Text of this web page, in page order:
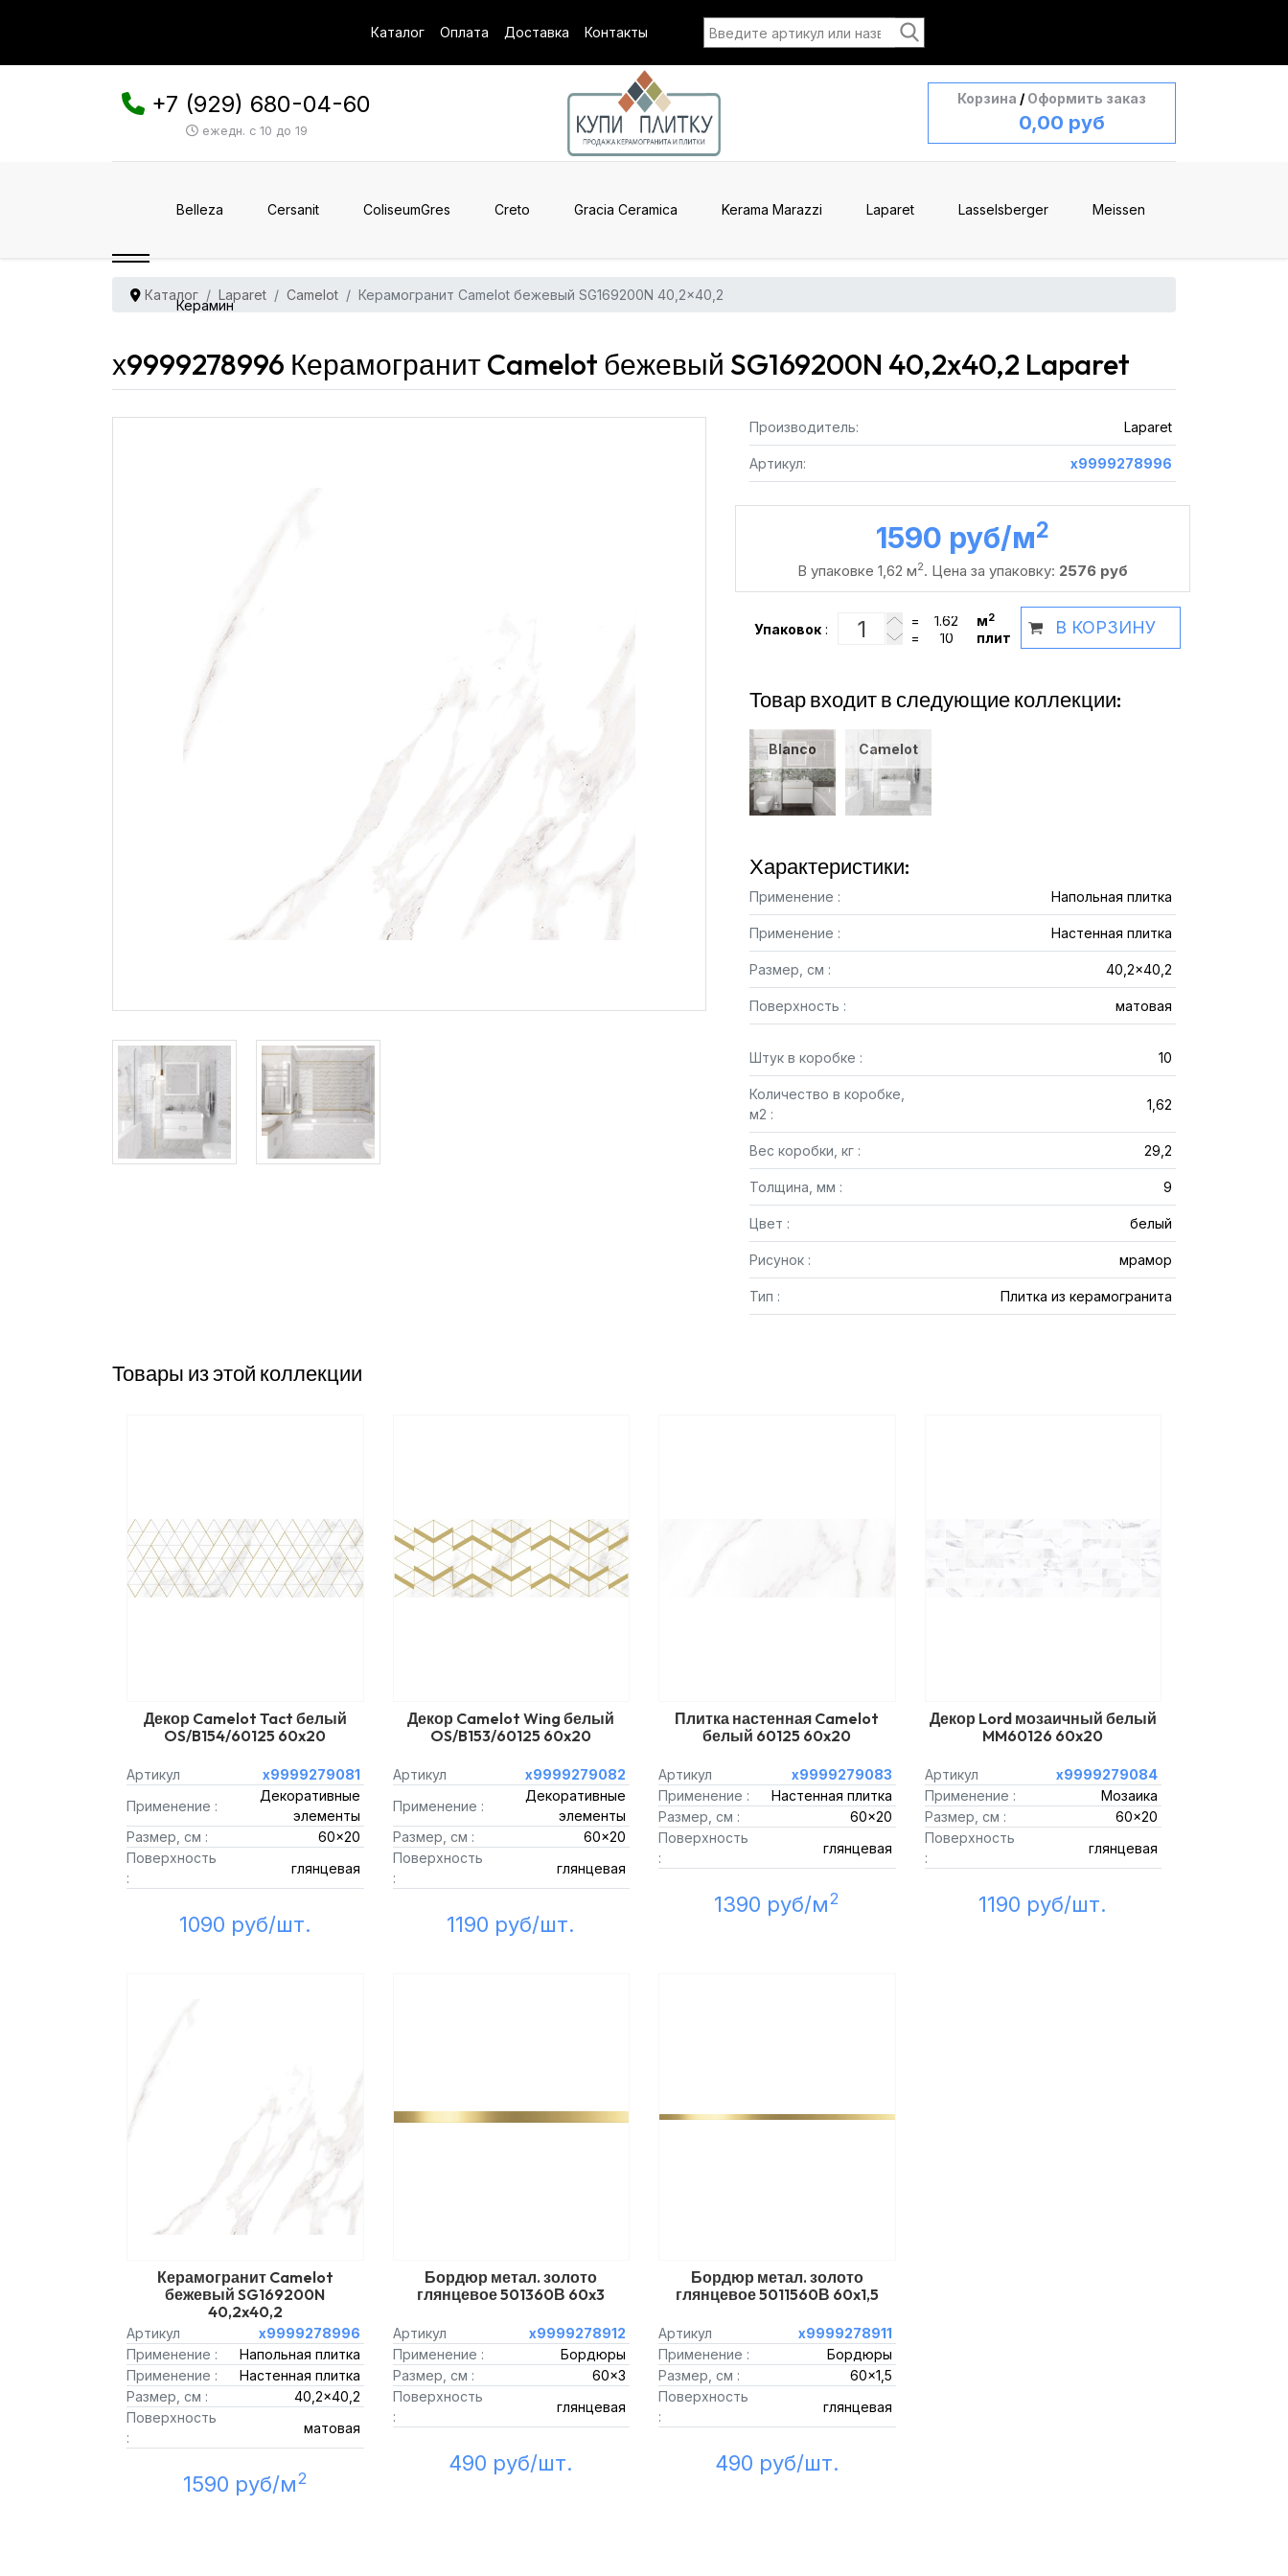
Каталог Оплата Доставка Контакты
+7 (929) 680-04-60
ежедн. с 10 до 19
Корзина / Оформить заказ
0,00 руб
Belleza Cersanit ColiseumGres Creto Gracia Ceramica Kerama Marazzi Laparet Lasselsberger Meissen
Керамин
Каталог Laparet Camelot Керамогранит Camelot бежевый SG169200N 40,2x40,2
х9999278996 Керамогранит Camelot бежевый SG169200N 40,2x40,2 Laparet
Производитель: Laparet
Артикул: х9999278996
1590 руб /м2
В упаковке 1,62 м2. Цена за упаковку: 2576 руб
Упаковок :
= м2
= плит
В КОРЗИНУ
Товар входит в следующие коллекции:
Blanco Camelot
Характеристики:
Применение : Напольная плитка
Применение : Настенная плитка
Размер, см : 40,2x40,2
Поверхность : матовая
Штук в коробке : 10
Количество в коробке,
м2 :
1,62
Вес коробки, кг : 29,2
Толщина, мм : 9
Цвет : белый
Рисунок : мрамор
Тип : Плитка из керамогранита
Товары из этой коллекции
Декор Camelot Tact белый
OS/B154/60125 60x20
Артикул
х9999279081
Применение :
Декоративные
элементы
Размер, см :
60x20
Поверхность
:
глянцевая
1090 руб/шт.
Декор Camelot Wing белый
OS/B153/60125 60x20
Артикул
х9999279082
Применение :
Декоративные
элементы
Размер, см :
60x20
Поверхность
:
глянцевая
1190 руб/шт.
Плитка настенная Camelot
белый 60125 60x20
Артикул
х9999279083
Применение :
Настенная плитка
Размер, см :
60x20
Поверхность
:
глянцевая
1390 руб/м2
Декор Lord мозаичный белый
MM60126 60x20
Артикул
х9999279084
Применение :
Мозаика
Размер, см :
60x20
Поверхность
:
глянцевая
1190 руб/шт.
Керамогранит Camelot
бежевый SG169200N
40,2x40,2
Артикул
х9999278996
Применение :
Напольная плитка
Применение :
Настенная плитка
Размер, см :
40,2x40,2
Поверхность
:
матовая
1590 руб/м2
Бордюр метал. золото
глянцевое 501360В 60x3
Артикул
х9999278912
Применение :
Бордюры
Размер, см :
60x3
Поверхность
:
глянцевая
490 руб/шт.
Бордюр метал. золото
глянцевое 5011560В 60x1,5
Артикул
х9999278911
Применение :
Бордюры
Размер, см :
60x1,5
Поверхность
:
глянцевая
490 руб/шт.